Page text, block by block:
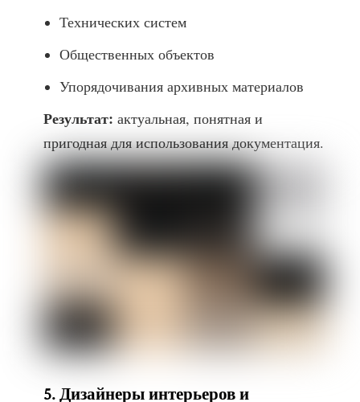
Технических систем
Общественных объектов
Упорядочивания архивных материалов
Результат: актуальная, понятная и
пригодная для использования документация.
5. Дизайнеры интерьеров и